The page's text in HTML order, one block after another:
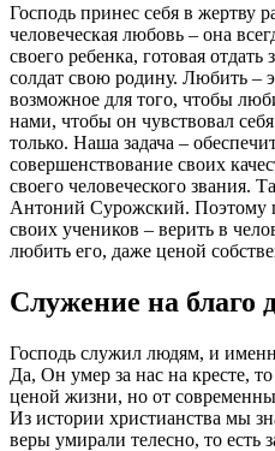
Господь принес себя в жертву
человеческая любовь – она
своего ребенка, готовая отдать
солдат свою родину. Любить –
возможное для того, чтобы
нами, чтобы он чувствовал
только. Наша задача –
совершенствование своих
своего человеческого звания.
Антоний Сурожский. Поэтому
своих учеников – верить в
любить его, даже ценой
Служение на благо
Господь служил людям, и
Да, Он умер за нас на кресте,
ценой жизни, но от
Из истории христианства мы
веры умирали телесно, то есть